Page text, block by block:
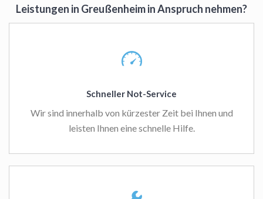
Leistungen in Greußenheim in Anspruch nehmen?
Schneller Not-Service
Wir sind innerhalb von kürzester Zeit bei Ihnen und
leisten Ihnen eine schnelle Hilfe.